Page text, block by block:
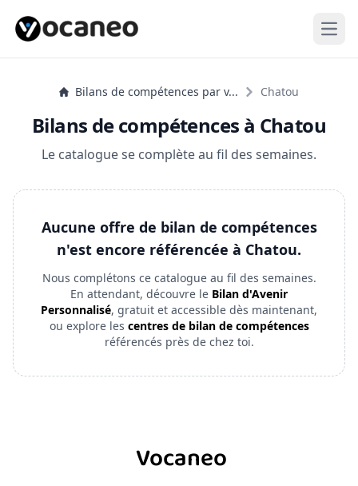
Bilans de compétences par v... Chatou
Bilans de compétences à Chatou
Le catalogue se complète au fil des semaines.
Aucune offre de bilan de compétences
n'est encore référencée à Chatou.
Nous complétons ce catalogue au fil des semaines.
En attendant, découvre le Bilan d'Avenir
Personnalisé, gratuit et accessible dès maintenant,
ou explore les centres de bilan de compétences
référencés près de chez toi.
Vocaneo